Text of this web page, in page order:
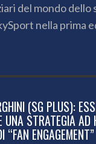
del mondo dello
nella prima
(SG PLUS):
UNA STRATEGIA
“FAN ENGAGEMENT”